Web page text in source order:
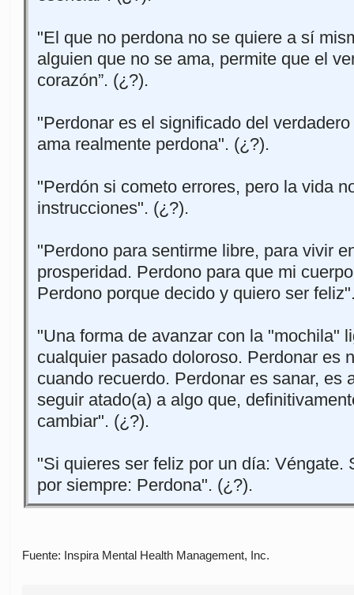
"El que no perdona no se quiere a sí
alguien que no se ama, permite que el
corazón”. (¿?).
"Perdonar es el significado del
ama realmente perdona". (¿?).
"Perdón si cometo errores, pero la vida
instrucciones". (¿?).
"Perdono para sentirme libre, para vivir
prosperidad. Perdono para que mi
Perdono porque decido y quiero ser
"Una forma de avanzar con la "mochila"
cualquier pasado doloroso. Perdonar es
cuando recuerdo. Perdonar es sanar, es
seguir atado(a) a algo que,
cambiar". (¿?).
"Si quieres ser feliz por un día: Véngate.
por siempre: Perdona". (¿?).
Fuente: Inspira Mental Health Management, Inc.